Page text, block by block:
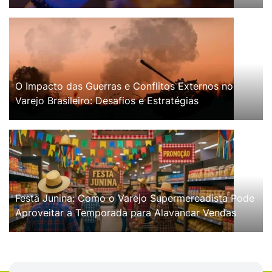
O Impacto das Guerras e Conflitos Externos no
Varejo Brasileiro: Desafios e Estratégias
Festa Junina: Como o Varejo Supermercadista Pode
Aproveitar a Temporada para Alavancar Vendas